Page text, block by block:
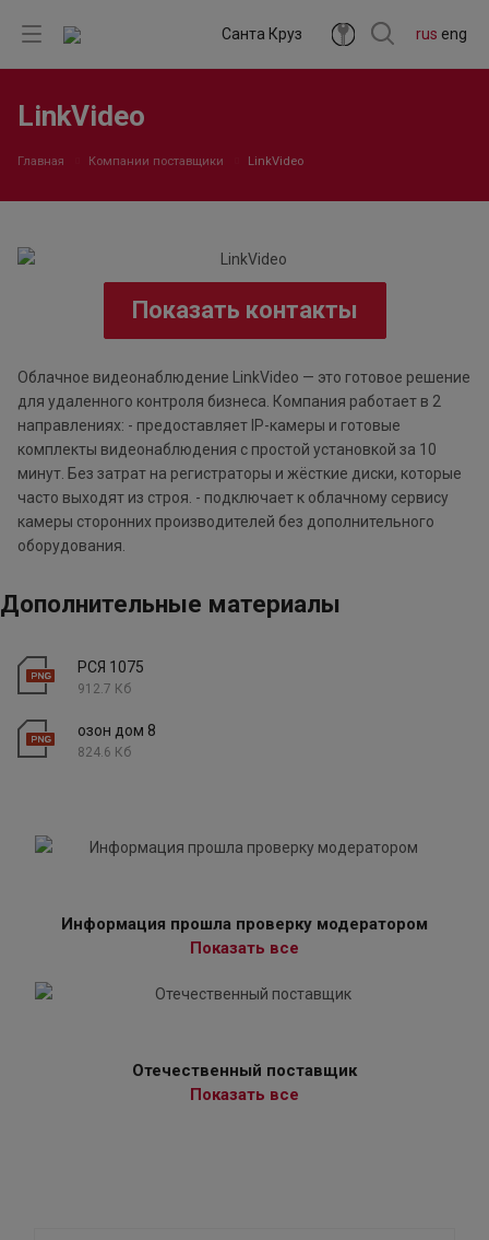
rus eng
Санта Круз
LinkVideo
Главная Компании поставщики LinkVideo
Показать контакты
Облачное видеонаблюдение LinkVideo — это готовое решение
для удаленного контроля бизнеса. Компания работает в 2
направлениях: - предоставляет IP-камеры и готовые
комплекты видеонаблюдения с простой установкой за 10
минут. Без затрат на регистраторы и жёсткие диски, которые
часто выходят из строя. - подключает к облачному сервису
камеры сторонних производителей без дополнительного
оборудования.
Дополнительные материалы
РСЯ 1075
912.7 Кб
озон дом 8
824.6 Кб
Информация прошла проверку модератором
Показать все
Отечественный поставщик
Показать все